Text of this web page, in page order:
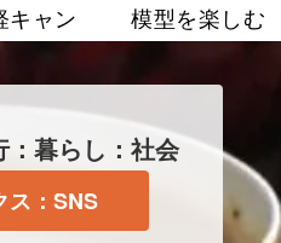
キャン 模型を楽しむ
暮らし：社会
ス：SNS